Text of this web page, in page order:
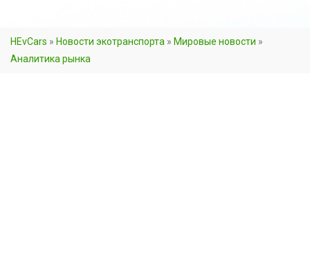
HEvCars » Новости экотранспорта » Мировые новости »
Аналитика рынка